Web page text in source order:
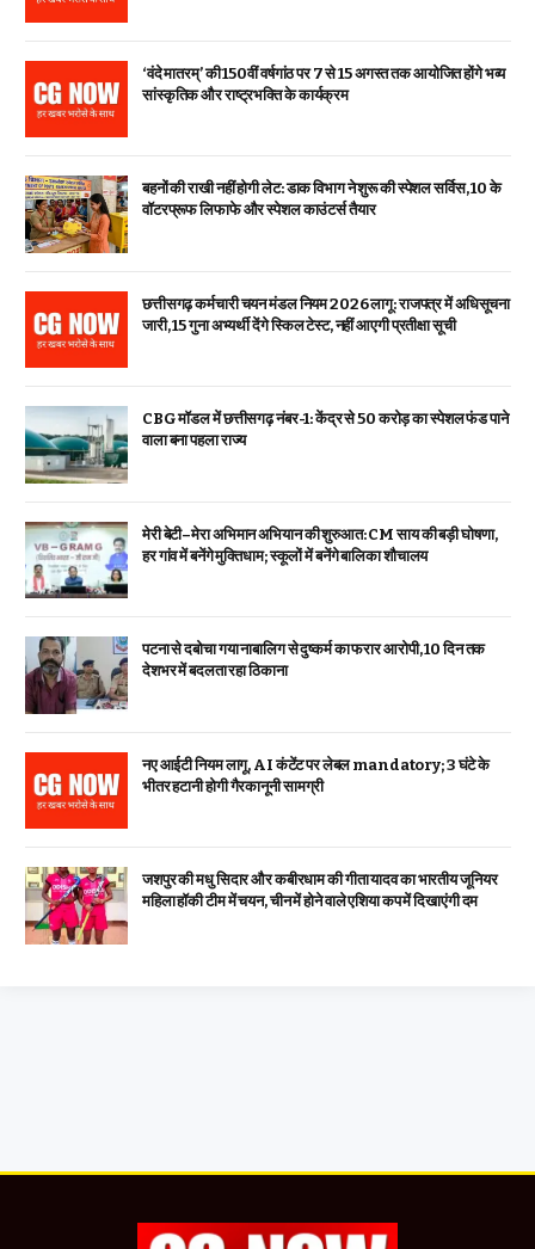
‘वंदे मातरम्’ की 150वीं वर्षगांठ पर 7 से 15 अगस्त तक आयोजित होंगे भव्य
सांस्कृतिक और राष्ट्रभक्ति के कार्यक्रम
बहनों की राखी नहीं होगी लेट: डाक विभाग ने शुरू की स्पेशल सर्विस, ₹10 के
वॉटरप्रूफ लिफाफे और स्पेशल काउंटर्स तैयार
छत्तीसगढ़ कर्मचारी चयन मंडल नियम 2026 लागू: राजपत्र में अधिसूचना
जारी, 15 गुना अभ्यर्थी देंगे स्किल टेस्ट, नहीं आएगी प्रतीक्षा सूची
CBG मॉडल में छत्तीसगढ़ नंबर-1: केंद्र से ₹50 करोड़ का स्पेशल फंड पाने
वाला बना पहला राज्य
मेरी बेटी–मेरा अभिमान अभियान की शुरुआत: CM साय की बड़ी घोषणा,
हर गांव में बनेंगे मुक्तिधाम; स्कूलों में बनेंगे बालिका शौचालय
पटना से दबोचा गया नाबालिग से दुष्कर्म का फरार आरोपी, 10 दिन तक
देशभर में बदलता रहा ठिकाना
नए आईटी नियम लागू, AI कंटेंट पर लेबल mandatory; 3 घंटे के
भीतर हटानी होगी गैरकानूनी सामग्री
जशपुर की मधु सिदार और कबीरधाम की गीता यादव का भारतीय जूनियर
महिला हॉकी टीम में चयन, चीन में होने वाले एशिया कप में दिखाएंगी दम